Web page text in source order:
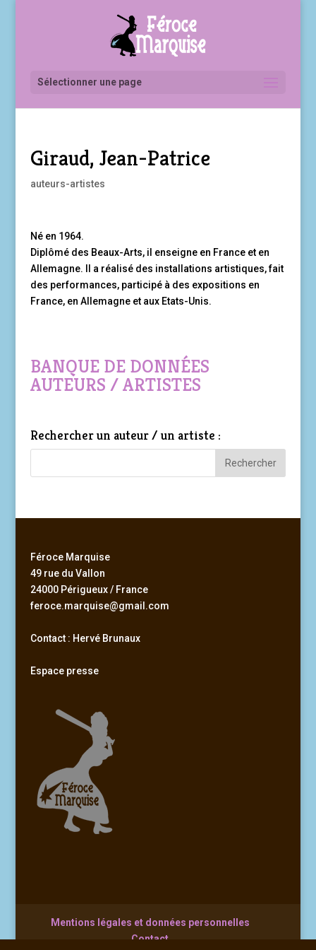
Sélectionner une page
Giraud, Jean-Patrice
auteurs-artistes
Né en 1964.
Diplômé des Beaux-Arts, il enseigne en France et en
Allemagne. Il a réalisé des installations artistiques, fait
des performances, participé à des expositions en
France, en Allemagne et aux Etats-Unis.
BANQUE DE DONNÉES
AUTEURS / ARTISTES
Rechercher un auteur / un artiste :
Féroce Marquise
49 rue du Vallon
24000 Périgueux / France
feroce.marquise@gmail.com
Contact : Hervé Brunaux
Espace presse
Mentions légales et données personnelles
Contact